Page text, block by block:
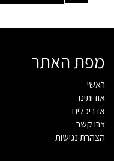
מפת האתר
ראשי
אודותינו
אדריכלים
צרו קשר
הצהרת נגישות